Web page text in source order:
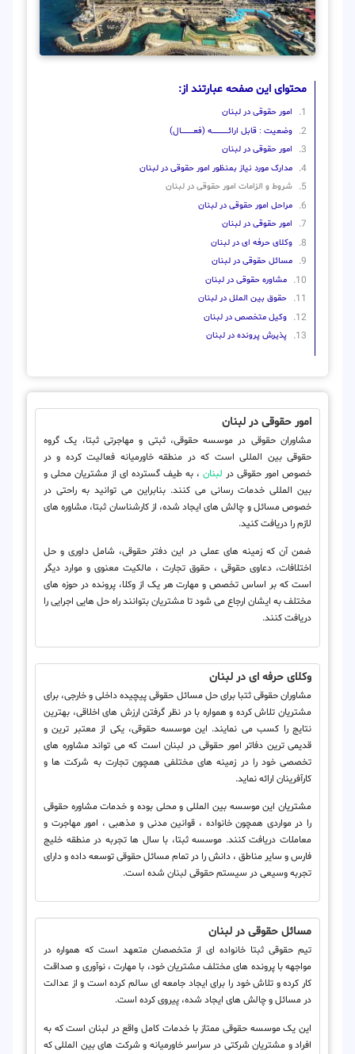
محتوای این صفحه عبارتند از:
امور حقوقی در لبنان
وضعیت : قابل ارائــــــــــــــــــــه (فعـــــــــــــــال)
امور حقوقی در لبنان
مدارک مورد نیاز بمنظور امور حقوقی در لبنان
شروط و الزامات امور حقوقی در لبنان
مراحل امور حقوقی در لبنان
امور حقوقی در لبنان
وکلای حرفه ای در لبنان
مسائل حقوقی در لبنان
مشاوره حقوقی در لبنان
حقوق بین الملل در لبنان
وکیل متخصص در لبنان
پذیرش پرونده در لبنان
امور حقوقی در لبنان
مشاوران حقوقی در موسسه حقوقی، ثبتی و مهاجرتی ثبتا، یک گروه
حقوقی بین المللی است که در منطقه خاورمیانه فعالیت کرده و در
خصوص امور حقوقی در لبنان ، به طیف گسترده ای از مشتریان محلی و
بین المللی خدمات رسانی می کنند. بنابراین می توانید به راحتی در
خصوص مسائل و چالش های ایجاد شده، از کارشناسان ثبتا، مشاوره های
لازم را دریافت کنید.
ضمن آن که زمینه های عملی در این دفتر حقوقی، شامل داوری و حل
اختلافات، دعاوی حقوقی ، حقوق تجارت ، مالکیت معنوی و موارد دیگر
است که بر اساس تخصص و مهارت هر یک از وکلا، پرونده در حوزه های
مختلف به ایشان ارجاع می شود تا مشتریان بتوانند راه حل هایی اجرایی را
دریافت کنند.
وکلای حرفه ای در لبنان
مشاوران حقوقی ثتبا برای حل مسائل حقوقی پیچیده داخلی و خارجی، برای
مشتریان تلاش کرده و همواره با در نظر گرفتن ارزش های اخلاقی، بهترین
نتایج را کسب می نمایند. این موسسه حقوقی، یکی از معتبر ترین و
قدیمی ترین دفاتر امور حقوقی در لبنان است که می تواند مشاوره های
تخصصی خود را در زمینه های مختلفی همچون تجارت به شرکت ها و
کارآفرینان ارائه نماید.
مشتریان این موسسه بین المللی و محلی بوده و خدمات مشاوره حقوقی
را در مواردی همچون خانواده ، قوانین مدنی و مذهبی ، امور مهاجرت و
معاملات دریافت کنند. موسسه ثبتا، با سال ها تجربه در منطقه خلیج
فارس و سایر مناطق ، دانش را در تمام مسائل حقوقی توسعه داده و دارای
تجربه وسیعی در سیستم حقوقی لبنان شده است.
مسائل حقوقی در لبنان
تیم حقوقی ثبتا خانواده ای از متخصصان متعهد است که همواره در
مواجهه با پرونده های مختلف مشتریان خود، با مهارت ، نوآوری و صداقت
کار کرده و تلاش خود را برای ایجاد جامعه ای سالم کرده است و از عدالت
در مسائل و چالش های ایجاد شده، پیروی کرده است.
این یک موسسه حقوقی ممتاز با خدمات کامل واقع در لبنان است که به
افراد و مشتریان شرکتی در سراسر خاورمیانه و شرکت های بین المللی که